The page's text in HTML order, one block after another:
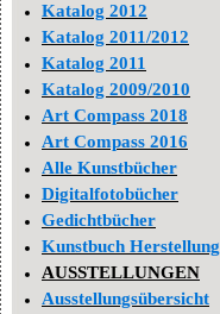
Katalog 2012
Katalog 2011/2012
Katalog 2011
Katalog 2009/2010
Art Compass 2018
Art Compass 2016
Alle Kunstbücher
Digitalfotobücher
Gedichtbücher
Kunstbuch Herstellung
AUSSTELLUNGEN
Ausstellungsübersicht